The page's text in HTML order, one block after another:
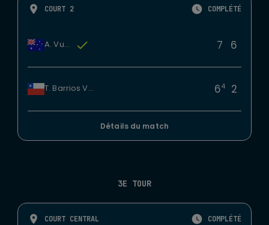
COURT 2 COMPLÉTÉ
A. Vukic 7 6
T. Barrios Vera 64 2
Détails du match
3E TOUR
COURT CENTRAL COMPLÉTÉ